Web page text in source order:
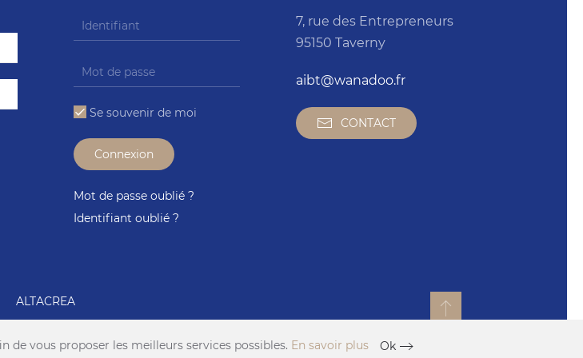
Se souvenir de moi
Connexion
Mot de passe oublié ?
Identifiant oublié ?
7, rue des Entrepreneurs
95150 Taverny
aibt@wanadoo.fr
CONTACT
ALTACREA
de vous proposer les meilleurs services possibles. En savoir plus Ok